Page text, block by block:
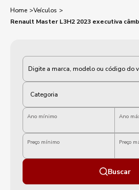
Home
Veículos
Renault Master L3H2 2023 executiva
Categoria
Ano mínimo Ano
Preço mínimo Preço
Buscar